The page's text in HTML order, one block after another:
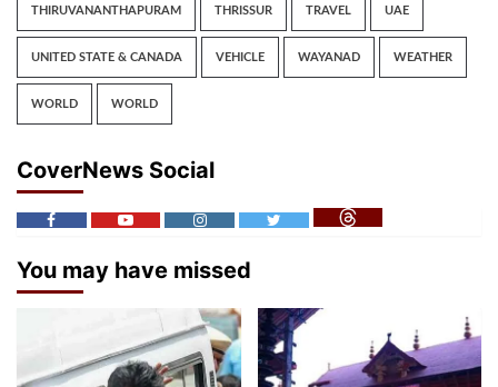
THIRUVANANTHAPURAM THRISSUR TRAVEL UAE
UNITED STATE & CANADA VEHICLE WAYANAD WEATHER
WORLD WORLD
CoverNews Social
You may have missed